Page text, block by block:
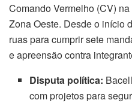
Comando Vermelho (CV)
Zona Oeste. Desde o início
ruas para cumprir sete
e apreensão contra
Disputa política:
com projetos para